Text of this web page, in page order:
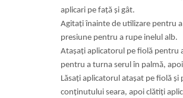
aplicari pe față și gât.
Agitați înainte de utilizare pentru
presiune pentru a rupe inelul alb.
Atașați aplicatorul pe fiolă pentru
pentru a turna serul în palmă,
Lăsați aplicatorul atașat pe fiolă
conținutului seara, apoi clătiți